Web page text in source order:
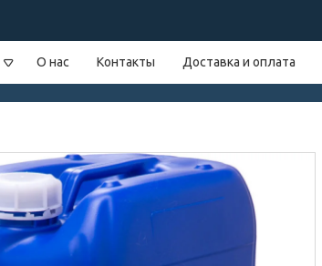
О нас Контакты Доставка и оплата